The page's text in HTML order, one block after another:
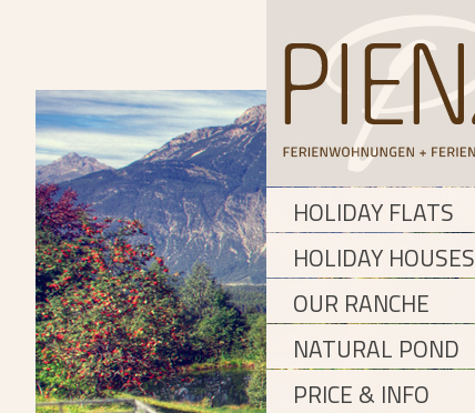
HOLIDAY FLATS
HOLIDAY HOUSES
OUR RANCHE
NATURAL POND
PRICE & INFO